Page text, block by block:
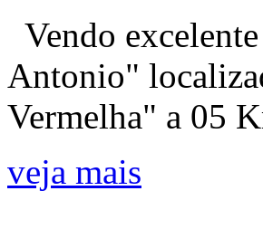
Vendo
Antonio"
Vermelha" a 05
veja mais